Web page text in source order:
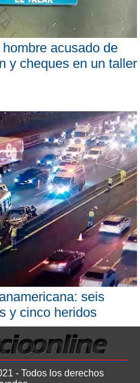
acusado de
y cheques en un taller
seis
y cinco heridos
- Todos los derechos